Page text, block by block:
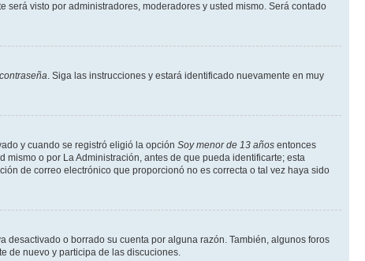
será visto por administradores, moderadores y usted mismo. Será contado
. Siga las instrucciones y estará identificado nuevamente en muy
y cuando se registró eligió la opción Soy menor de 13 años entonces
o por La Administración, antes de que pueda identificarte; esta
de correo electrónico que proporcionó no es correcta o tal vez haya sido
o borrado su cuenta por alguna razón. También, algunos foros
de nuevo y participa de las discuciones.